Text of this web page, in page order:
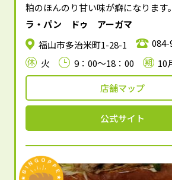
粕のほんのり甘い味が癖になります。
ラ・パン ドゥ アーガマ
福山市多治米町1-28-1
084-
火
9：00～18：00 10
店舗マップ
公式サイト